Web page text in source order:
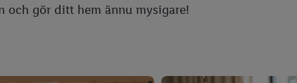
gör ditt hem ännu mysigare!